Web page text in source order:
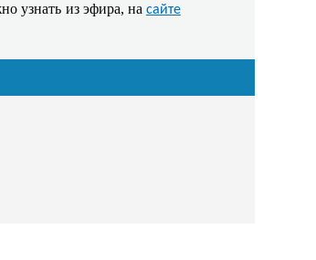
узнать из эфира, на сайте